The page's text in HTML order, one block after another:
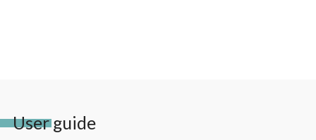
User guide